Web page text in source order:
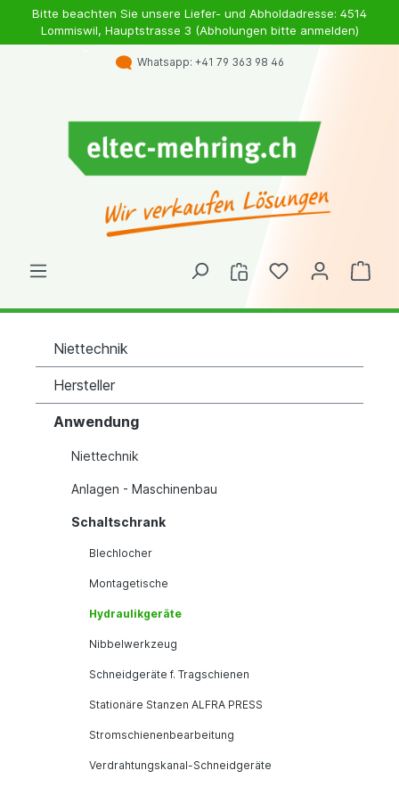
Bitte beachten Sie unsere Liefer- und Abholdadresse: 4514
Lommiswil, Hauptstrasse 3 (Abholungen bitte anmelden)
Whatsapp: +41 79 363 98 46
Niettechnik
Hersteller
Anwendung
Niettechnik
Anlagen - Maschinenbau
Schaltschrank
Blechlocher
Montagetische
Hydraulikgeräte
Nibbelwerkzeug
Schneidgeräte f. Tragschienen
Stationäre Stanzen ALFRA PRESS
Stromschienenbearbeitung
Verdrahtungskanal-Schneidgeräte